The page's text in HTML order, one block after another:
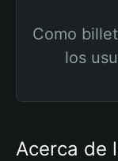
Como
los
Acerca de